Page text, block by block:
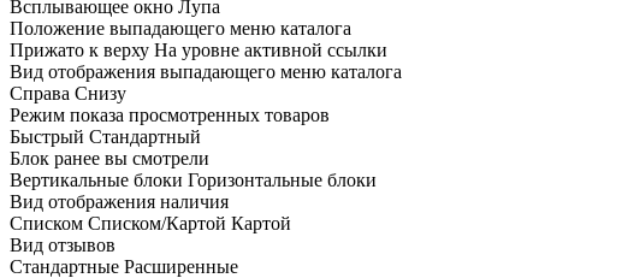
Всплывающее окно Лупа
Положение выпадающего меню каталога
Прижато к верху На уровне активной ссылки
Вид отображения выпадающего меню каталога
Справа Снизу
Режим показа просмотренных товаров
Быстрый Стандартный
Блок ранее вы смотрели
Вертикальные блоки Горизонтальные блоки
Вид отображения наличия
Списком Списком/Картой Картой
Вид отзывов
Стандартные Расширенные